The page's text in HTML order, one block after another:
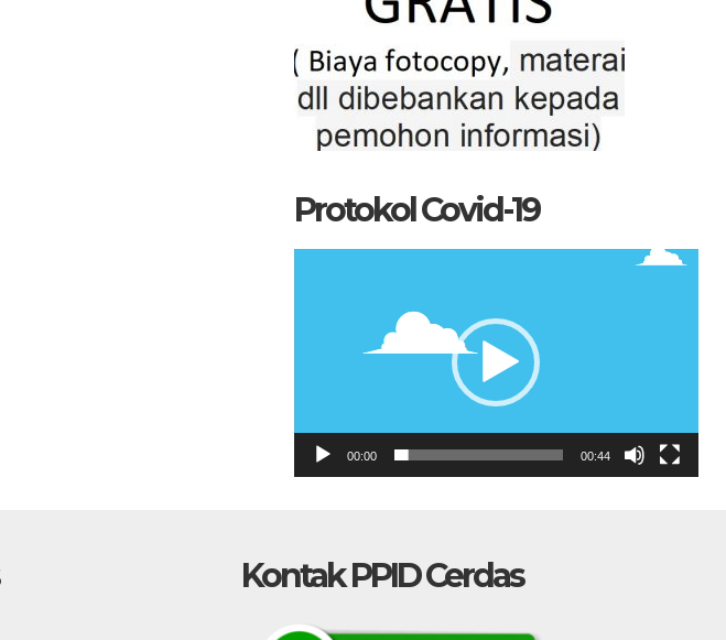
Protokol Covid-19
00:00 00:44
Kontak PPID Cerdas